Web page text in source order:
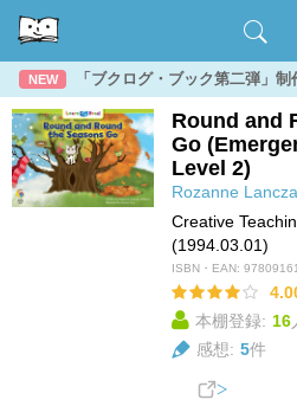
NEW 「ブクログ・ブック第二弾」
Round and
Go
Level 2)
Rozanne
Creative
(1994.03.01)
ISBN・EAN:
本棚登録: 16
感想: 5件